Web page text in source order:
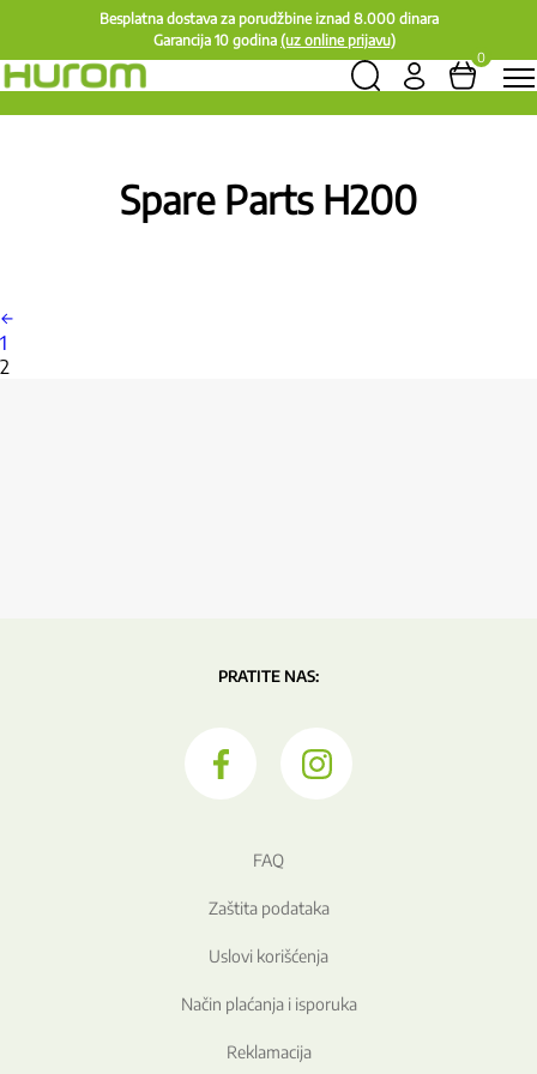
Besplatna dostava za porudžbine iznad 8.000 dinara
Garancija 10 godina (uz online prijavu)
0
Spare Parts H200
←
1
2
PRATITE NAS:
FAQ
Zaštita podataka
Uslovi korišćenja
Način plaćanja i isporuka
Reklamacija